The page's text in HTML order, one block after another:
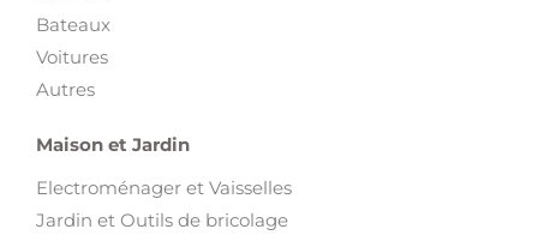
Bateaux
Voitures
Autres
Maison et Jardin
Electroménager et Vaisselles
Jardin et Outils de bricolage